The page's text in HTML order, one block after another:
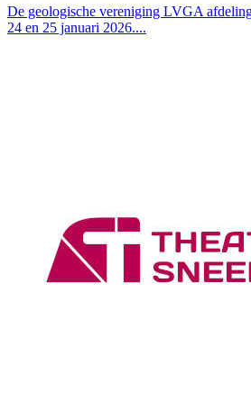
De geologische vereniging LVGA
24 en 25 januari 2026....